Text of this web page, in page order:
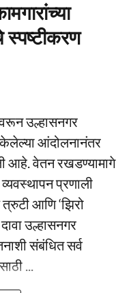
स्पष्टीकरण
उल्हासनगर
केलेल्या आंदोलनानंतर
आहे. वेतन रखडण्यामागे
प्रणाली
आणि ‘झिरो
उल्हासनगर
संबंधित सर्व
...